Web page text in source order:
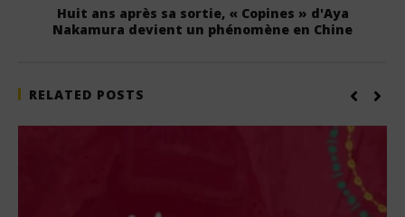
Huit ans après sa sortie, « Copines » d'Aya
Nakamura devient un phénomène en Chine
RELATED POSTS